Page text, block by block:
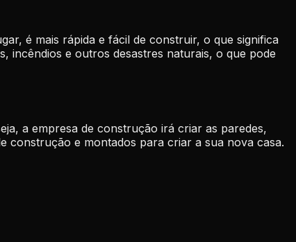
é mais rápida e fácil de construir, o que significa
incêndios e outros desastres naturais, o que pode
a empresa de construção irá criar as paredes,
construção e montados para criar a sua nova casa.